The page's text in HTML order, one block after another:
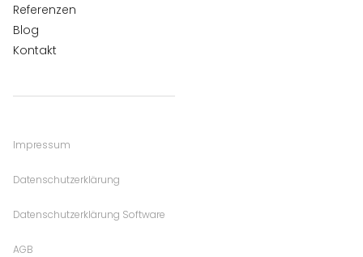
Referenzen
Blog
Kontakt
Impressum
Datenschutzerklärung
Datenschutzerklärung Software
AGB